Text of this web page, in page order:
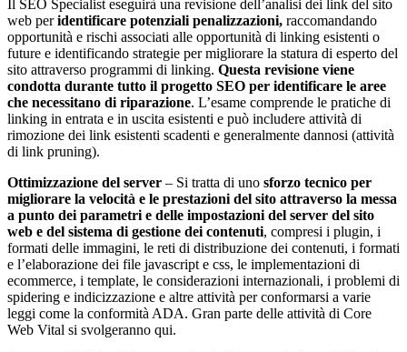
Il SEO Specialist eseguirà una revisione dell’analisi dei link del sito
web peridentificare potenziali penalizzazioni, raccomandando
opportunità e rischi associati alle opportunità di linking esistenti o
future e identificando strategie per migliorare la statura di esperto del
sito attraverso programmi di linking. Questa revisione viene
condotta durante tutto il progetto SEO per identificare le aree
che necessitano di riparazione. L’esame comprende le pratiche di
linking in entrata e in uscita esistenti e può includere attività di
rimozione dei link esistenti scadenti e generalmente dannosi (attività
di link pruning).
Ottimizzazione del server – Si tratta di uno sforzo tecnico per
migliorare la velocità e le prestazioni del sito attraverso la messa
a punto dei parametri e delle impostazioni del server del sito
web e del sistema di gestione dei contenuti, compresi i plugin, i
formati delle immagini, le reti di distribuzione dei contenuti, i formati
e l’elaborazione dei file javascript e css, le implementazioni di
ecommerce, i template, le considerazioni internazionali, i problemi di
spidering e indicizzazione e altre attività per conformarsi a varie
leggi come la conformità ADA. Gran parte delle attività di Core
Web Vital si svolgeranno qui.